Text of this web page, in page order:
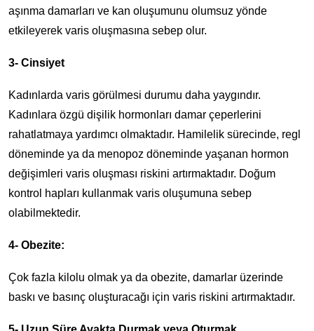
aşınma damarları ve kan oluşumunu olumsuz yönde
etkileyerek varis oluşmasına sebep olur.
3- Cinsiyet
Kadınlarda varis görülmesi durumu daha yaygındır.
Kadınlara özgü dişilik hormonları damar çeperlerini
rahatlatmaya yardımcı olmaktadır. Hamilelik sürecinde, regl
döneminde ya da menopoz döneminde yaşanan hormon
değişimleri varis oluşması riskini artırmaktadır. Doğum
kontrol hapları kullanmak varis oluşumuna sebep
olabilmektedir.
4- Obezite:
Çok fazla kilolu olmak ya da obezite, damarlar üzerinde
baskı ve basınç oluşturacağı için varis riskini artırmaktadır.